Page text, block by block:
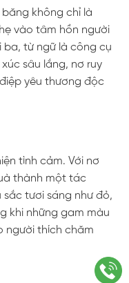
băng không chỉ là
vào tâm hồn người
ba, từ ngữ là công cụ
sâu lắng, nơ ruy
yêu thương độc
tình cảm. Với nơ
thành một tác
tươi sáng như đỏ,
khi những gam màu
người thích chăm